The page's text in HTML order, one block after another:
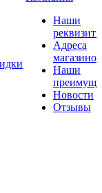
Наши
Адреса
магазинов
Наши
Новости
Отзывы